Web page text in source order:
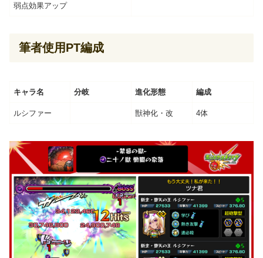
弱点効果アップ
筆者使用PT編成
キャラ名 分岐 進化形態 編成
ルシファー 獣神化・改 4体